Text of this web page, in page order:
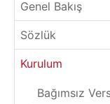
Genel Bakış
Sözlük
Kurulum
Bağımsız